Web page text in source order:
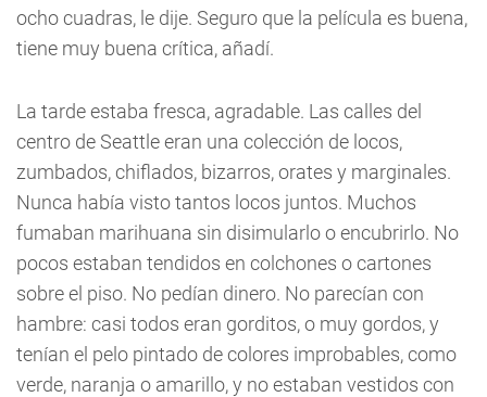
ocho cuadras, le dije. Seguro que la película es buena,
tiene muy buena crítica, añadí.
La tarde estaba fresca, agradable. Las calles del
centro de Seattle eran una colección de locos,
zumbados, chiflados, bizarros, orates y marginales.
Nunca había visto tantos locos juntos. Muchos
fumaban marihuana sin disimularlo o encubrirlo. No
pocos estaban tendidos en colchones o cartones
sobre el piso. No pedían dinero. No parecían con
hambre: casi todos eran gorditos, o muy gordos, y
tenían el pelo pintado de colores improbables, como
verde, naranja o amarillo, y no estaban vestidos con